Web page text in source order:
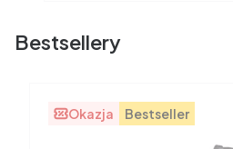
Bestsellery
Okazja Bestseller